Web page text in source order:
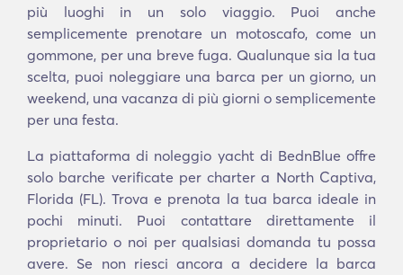
più luoghi in un solo viaggio. Puoi anche
semplicemente prenotare un motoscafo, come un
gommone, per una breve fuga. Qualunque sia la tua
scelta, puoi noleggiare una barca per un giorno, un
weekend, una vacanza di più giorni o semplicemente
per una festa.
La piattaforma di noleggio yacht di BednBlue offre
solo barche verificate per charter a North Captiva,
Florida (FL). Trova e prenota la tua barca ideale in
pochi minuti. Puoi contattare direttamente il
proprietario o noi per qualsiasi domanda tu possa
avere. Se non riesci ancora a decidere la barca